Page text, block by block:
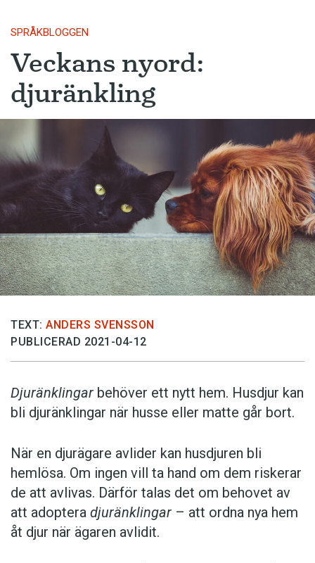
SPRÅKBLOGGEN
Veckans nyord:
djuränkling
TEXT: ANDERS SVENSSON
PUBLICERAD 2021-04-12
Djuränklingar behöver ett nytt hem. Husdjur kan
bli djuränklingar när husse eller matte går bort.
När en djurägare avlider kan husdjuren bli
hemlösa. Om ingen vill ta hand om dem riskerar
de att avlivas. Därför talas det om behovet av
att adoptera djuränklingar – att ordna nya hem
åt djur när ägaren avlidit.